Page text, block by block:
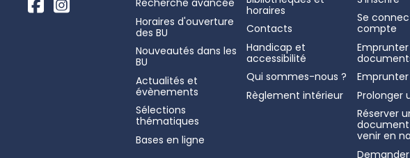
Recherche avancée
Horaires d'ouverture
des BU
Nouveautés dans les
BU
Actualités et
évènements
Sélections
thématiques
Bases en ligne
horaires
Contacts
Handicap et
accessibilité
Qui sommes-nous ?
Règlement intérieur
Se
compte
Prolonger
Réserver
venir en